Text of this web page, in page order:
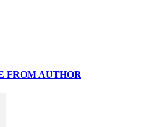
FROM AUTHOR